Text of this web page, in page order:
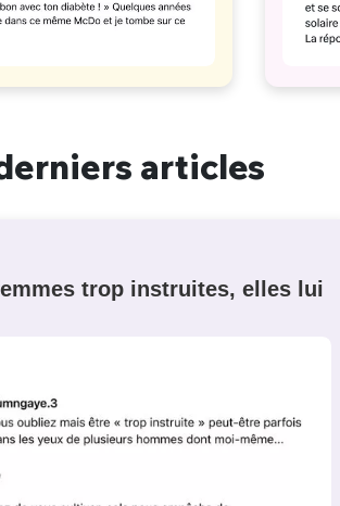
articles
trop instruites, elles lui